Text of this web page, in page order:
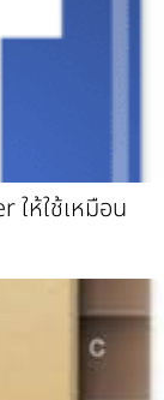
ให้ใช้เหมือน